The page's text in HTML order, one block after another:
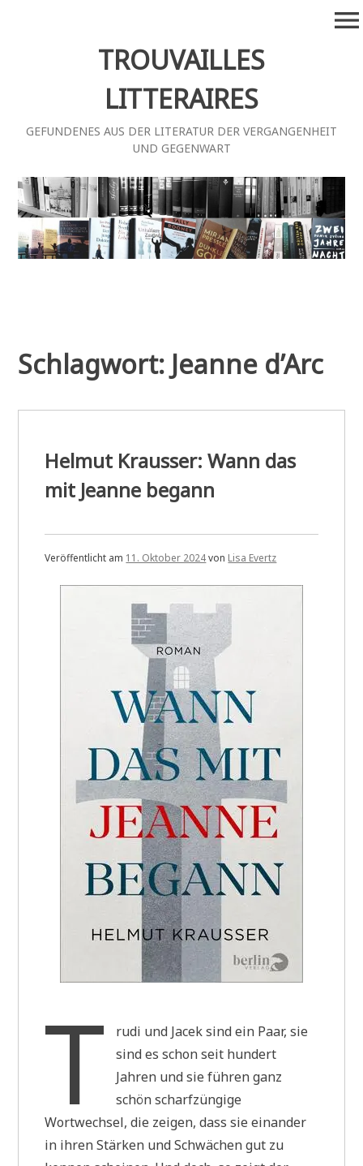
TROUVAILLES
LITTERAIRES
GEFUNDENES AUS DER LITERATUR DER VERGANGENHEIT
UND GEGENWART
menu
Schlagwort: Jeanne d’Arc
Helmut Krausser: Wann das
mit Jeanne begann
Veröffentlicht am 11. Oktober 2024von Lisa Evertz
T
rudi und Jacek sind ein Paar, sie
sind es schon seit hundert
Jahren und sie führen ganz
schön scharfzüngige
Wortwechsel, die zeigen, dass sie einander
in ihren Stärken und Schwächen gut zu